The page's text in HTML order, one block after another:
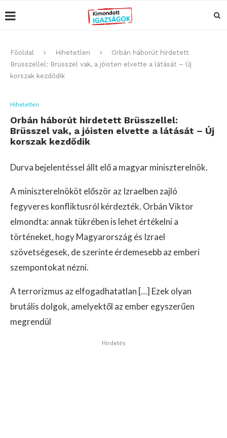
Főoldal Hihetetlen
Orbán háborút hirdetett
Brüsszellel: Brüsszel vak, a jóisten elvette a látását – Új
korszak kezdődik
Hihetetlen
Orbán háborút hirdetett Brüsszellel:
Brüsszel vak, a jóisten elvette a látását – Új
korszak kezdődik
Durva bejelentéssel állt elő a magyar miniszterelnök.
A miniszterelnököt először az Izraelben zajló
fegyveres konfliktusról kérdezték. Orbán Viktor
elmondta: annak tükrében is lehet értékelni a
történeket, hogy Magyarország és Izrael
szövetségesek, de szerinte érdemesebb az emberi
szempontokat nézni.
A terrorizmus az elfogadhatatlan […] Ezek olyan
brutális dolgok, amelyektől az ember egyszerűen
megrendül
Hirdetés